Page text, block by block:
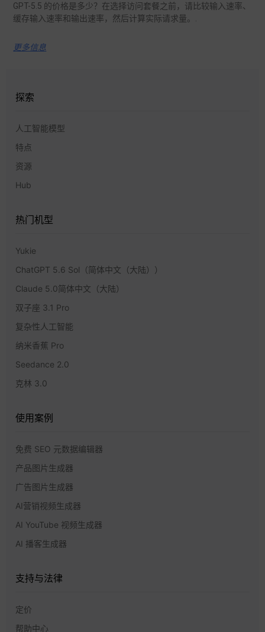
GPT-5.5 的价格是多少？在选择访问套餐之前，请比较输入速率、
缓存输入速率和输出速率，然后计算实际请求量。.
更多信息
探索
人工智能模型
特点
资源
Hub
热门机型
Yukie
ChatGPT 5.6 Sol（简体中文（大陆））
Claude 5.0简体中文（大陆）
双子座 3.1 Pro
复杂性人工智能
纳米香蕉 Pro
Seedance 2.0
克林 3.0
使用案例
免费 SEO 元数据编辑器
产品图片生成器
广告图片生成器
AI营销视频生成器
AI YouTube 视频生成器
AI 播客生成器
支持与法律
定价
帮助中心